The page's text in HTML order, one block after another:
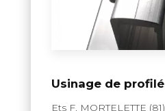
Usinage de
Ets F. MORTELETTE